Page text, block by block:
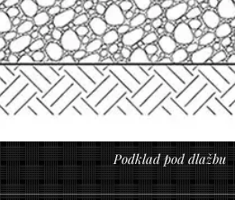
Podklad pod dlažbu